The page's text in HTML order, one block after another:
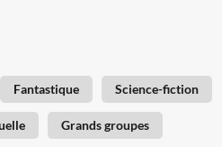
Fantastique Science-fiction
Grands groupes